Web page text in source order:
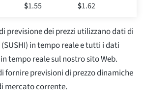
$1.55 $1.62
previsione dei prezzi utilizzano dati di
in tempo reale e tutti i dati
tempo reale sul nostro sito Web.
fornire previsioni di prezzo dinamiche
mercato corrente.